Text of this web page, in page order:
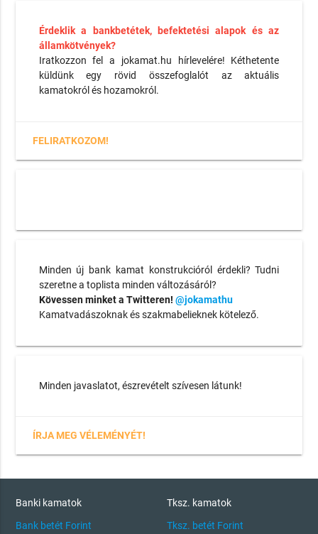
Érdeklik a bankbetétek, befektetési alapok és az
államkötvények?
Iratkozzon fel a jokamat.hu hírlevelére! Kéthetente
küldünk egy rövid összefoglalót az aktuális
kamatokról és hozamokról.
FELIRATKOZOM!
Minden új bank kamat konstrukcióról érdekli? Tudni
szeretne a toplista minden változásáról?
Kövessen minket a Twitteren! @jokamathu
Kamatvadászoknak és szakmabelieknek kötelező.
Minden javaslatot, észrevételt szívesen látunk!
ÍRJA MEG VÉLEMÉNYÉT!
Banki kamatok
Bank betét Forint
Tksz. kamatok
Tksz. betét Forint